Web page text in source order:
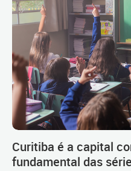
Curitiba é a capital
fundamental das